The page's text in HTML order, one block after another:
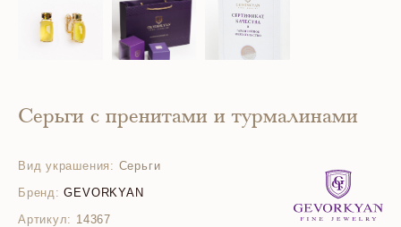
Серьги с пренитами и турмалинами
Вид украшения: Серьги
Бренд: GEVORKYAN
Артикул: 14367